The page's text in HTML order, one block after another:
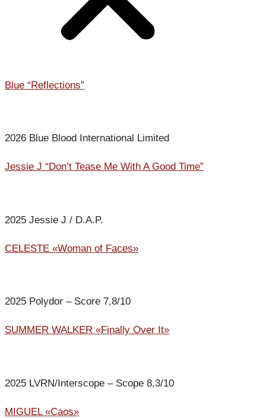
Blue “Reflections”
2026 Blue Blood International Limited
Jessie J “Don’t Tease Me With A Good Time”
2025 Jessie J / D.A.P.
CELESTE «Woman of Faces»
2025 Polydor – Score 7,8/10
SUMMER WALKER «Finally Over It»
2025 LVRN/Interscope – Scope 8,3/10
MIGUEL «Caos»